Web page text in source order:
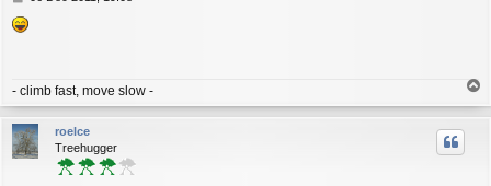
s
- climb fast, move slow -
o
p
roelce
Treehugger